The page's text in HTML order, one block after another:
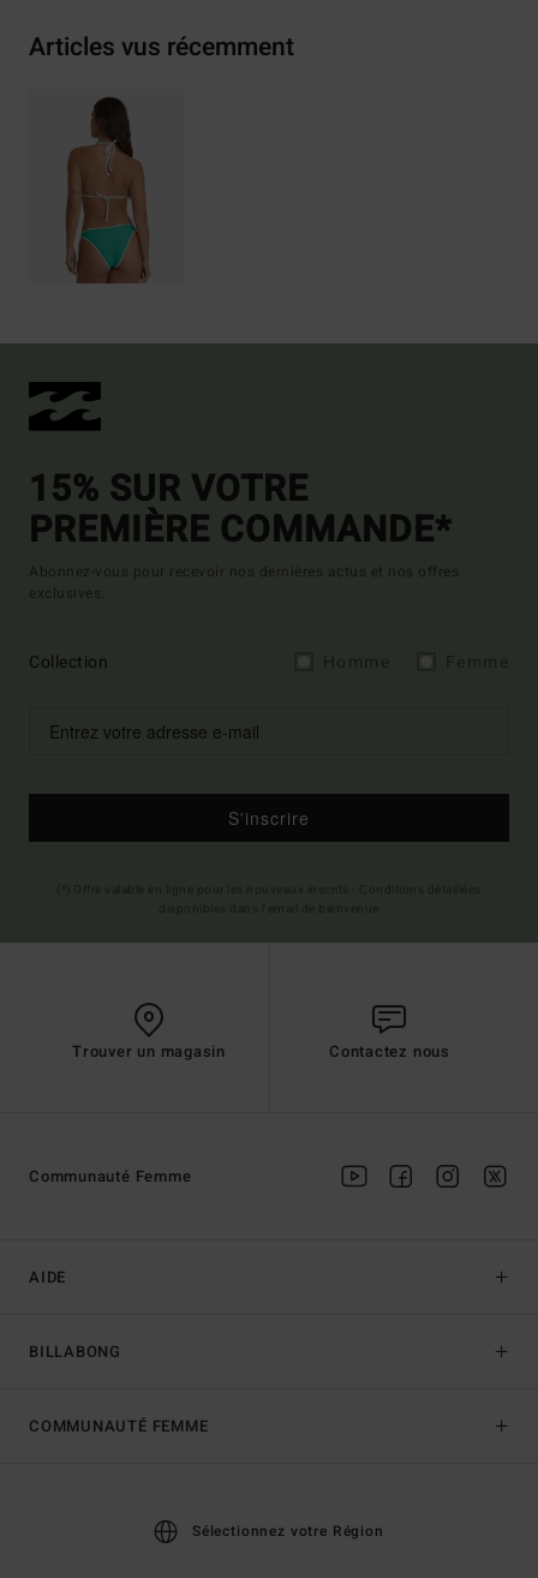
Articles vus récemment
15% SUR VOTRE
PREMIÈRE COMMANDE*
Abonnez-vous pour recevoir nos dernières actus et nos offres
exclusives.
Collection
S'inscrire
Trouver un magasin Contactez nous
AIDE
BILLABONG
Communauté Femme
COMMUNAUTÉ FEMME
Sélectionnez votre Région